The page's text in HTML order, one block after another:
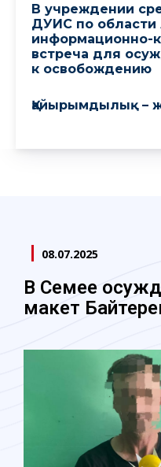
В учреждении
ДУИС по области
информационно-
встреча для
к освобождению
Қайырымдылық –